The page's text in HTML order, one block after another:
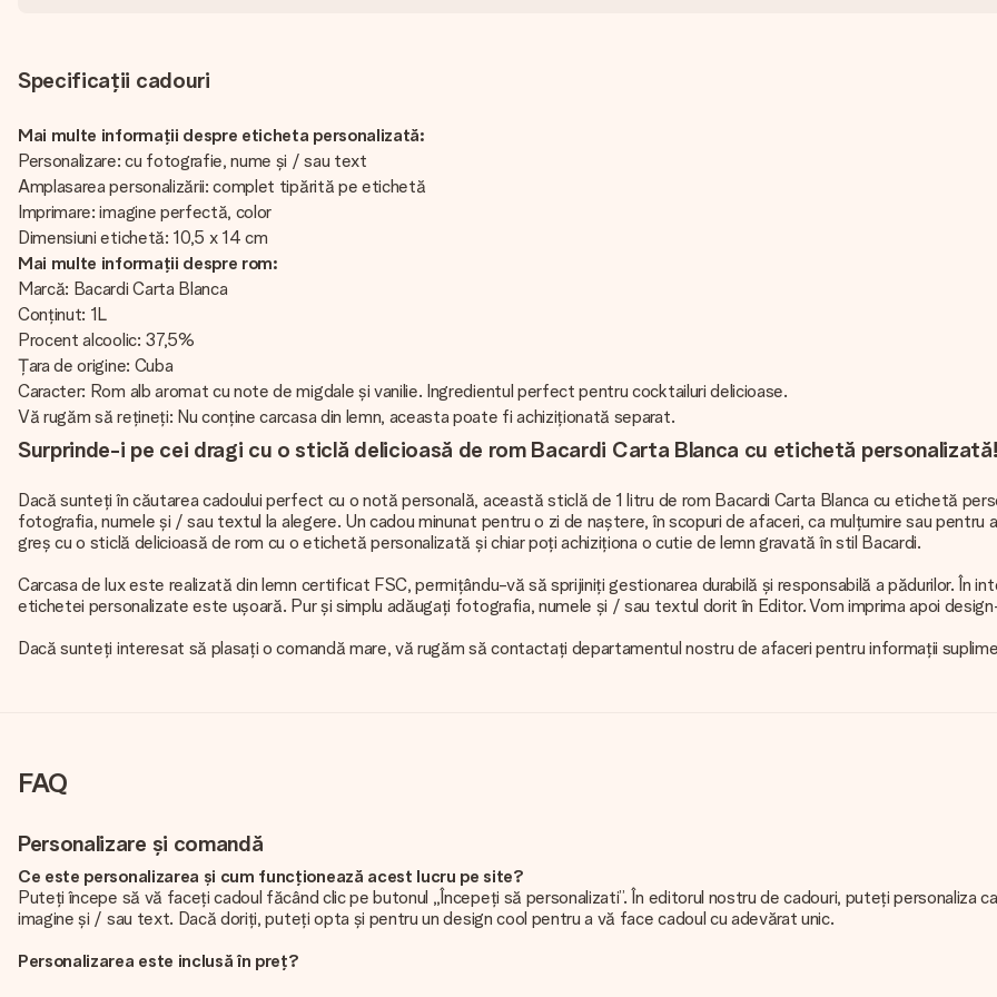
Specificații cadouri
Mai multe informații despre eticheta personalizată:
Personalizare: cu fotografie, nume și / sau text
Amplasarea personalizării: complet tipărită pe etichetă
Imprimare: imagine perfectă, color
Dimensiuni etichetă: 10,5 x 14 cm
Mai multe informații despre rom:
Marcă: Bacardi Carta Blanca
Conținut: 1L
Procent alcoolic: 37,5%
Țara de origine: Cuba
Caracter: Rom alb aromat cu note de migdale și vanilie. Ingredientul perfect pentru cocktailuri delicioase.
Vă rugăm să rețineți: Nu conține carcasa din lemn, aceasta poate fi achiziționată separat.
Surprinde-i pe cei dragi cu o sticlă delicioasă de rom Bacardi Carta Blanca cu etichetă
Dacă sunteți în căutarea cadoului perfect cu o notă personală, această sticlă de 1 litru de rom Bacardi Carta Blanca cu etichetă
fotografia, numele și / sau textul la alegere. Un cadou minunat pentru o zi de naștere, în scopuri de afaceri, ca mulțumire sau
greș cu o sticlă delicioasă de rom cu o etichetă personalizată și chiar poți achiziționa o cutie de lemn gravată în stil Bacardi.
Carcasa de lux este realizată din lemn certificat FSC, permițându-vă să sprijiniți gestionarea durabilă și responsabilă a pădurilor. În
etichetei personalizate este ușoară. Pur și simplu adăugați fotografia, numele și / sau textul dorit în Editor. Vom imprima apoi
Dacă sunteți interesat să plasați o comandă mare, vă rugăm să contactați departamentul nostru de afaceri pentru informații
FAQ
Personalizare și comandă
Ce este personalizarea și cum funcționează acest lucru pe site?
Puteți începe să vă faceți cadoul făcând clic pe butonul „Începeți să personalizati”. În editorul nostru de cadouri, puteți personaliza
imagine și / sau text. Dacă doriți, puteți opta și pentru un design cool pentru a vă face cadoul cu adevărat unic.
Personalizarea este inclusă în preț?